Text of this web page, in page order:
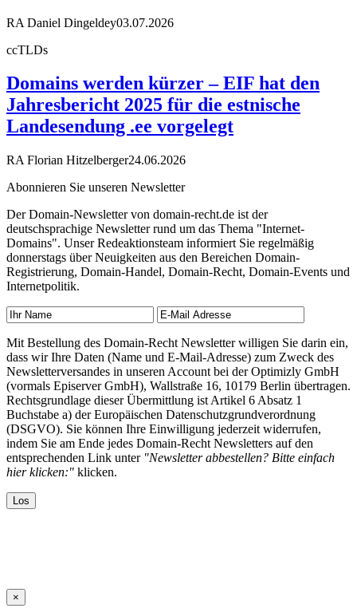
RA Daniel Dingeldey03.07.2026
ccTLDs
Domains werden kürzer – EIF hat den
Jahresbericht 2025 für die estnische
Landesendung .ee vorgelegt
RA Florian Hitzelberger24.06.2026
Abonnieren Sie unseren Newsletter
Der Domain-Newsletter von domain-recht.de ist der
deutschsprachige Newsletter rund um das Thema "Internet-
Domains". Unser Redeaktionsteam informiert Sie regelmäßig
donnerstags über Neuigkeiten aus den Bereichen Domain-
Registrierung, Domain-Handel, Domain-Recht, Domain-Events und
Internetpolitik.
Mit Bestellung des Domain-Recht Newsletter willigen Sie darin ein,
dass wir Ihre Daten (Name und E-Mail-Adresse) zum Zweck des
Newsletterversandes in unseren Account bei der Optimizly GmbH
(vormals Episerver GmbH), Wallstraße 16, 10179 Berlin übertragen.
Rechtsgrundlage dieser Übermittlung ist Artikel 6 Absatz 1
Buchstabe a) der Europäischen Datenschutzgrundverordnung
(DSGVO). Sie können Ihre Einwilligung jederzeit widerrufen,
indem Sie am Ende jedes Domain-Recht Newsletters auf den
entsprechenden Link unter "Newsletter abbestellen? Bitte einfach
hier klicken:" klicken.
×